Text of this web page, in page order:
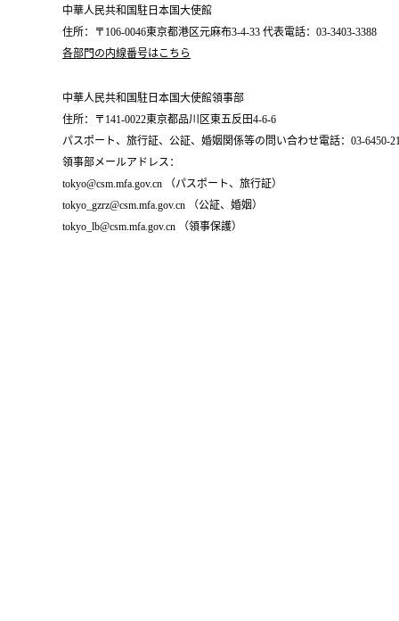
中華人民共和国駐日本国大使館
住所：〒106-0046東京都港区元麻布3-4-33 代表電話：03-3403-3388
各部門の内線番号はこちら
中華人民共和国駐日本国大使館領事部
住所：〒141-0022東京都品川区東五反田4-6-6
パスポート、旅行証、公証、婚姻関係等の問い合わせ電話：03-6450-
領事部メールアドレス：
tokyo@csm.mfa.gov.cn （パスポート、旅行証）
tokyo_gzrz@csm.mfa.gov.cn （公証、婚姻）
tokyo_lb@csm.mfa.gov.cn （領事保護）